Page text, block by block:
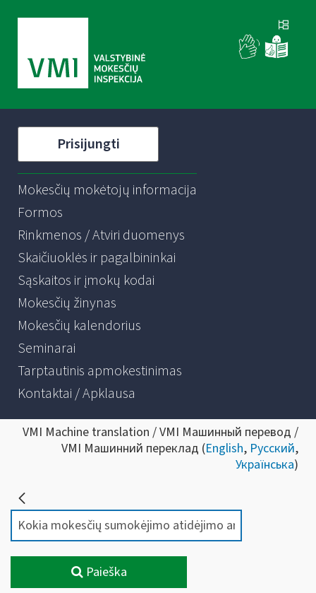
Prisijungti
Mokesčių mokėtojų informacija
Formos
Rinkmenos / Atviri duomenys
Skaičiuoklės ir pagalbininkai
Sąskaitos ir įmokų kodai
Mokesčių žinynas
Mokesčių kalendorius
Seminarai
Tarptautinis apmokestinimas
Kontaktai / Apklausa
VMI Machine translation / VMI Машинный перевод /
VMI Машинний переклад (English, Русский,
Українська)
Paieška